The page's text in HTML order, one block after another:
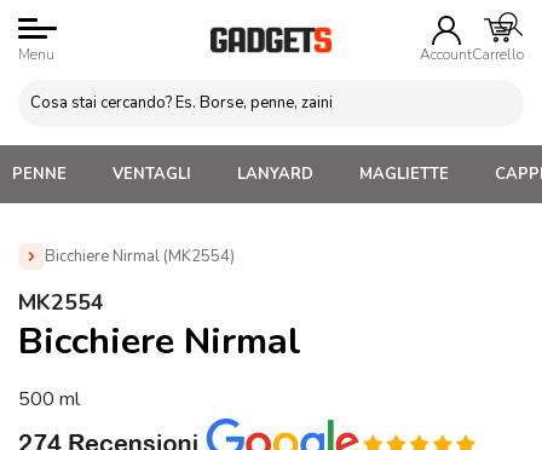
Menu AccountCarrello
PENNE VENTAGLI LANYARD MAGLIETTE
Bicchiere Nirmal (MK2554)
Home »
MK2554
Bicchiere Nirmal
500 ml